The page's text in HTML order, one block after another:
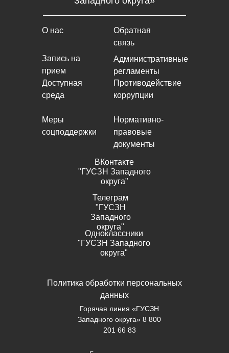
Горячая линия «ГУСЗН
Западного округа» 8 800
201 66 83
О нас
Противодействие
коррупции
Доступная
среда
Меры
соцподдержки
Политика обработки персональных
данных
Обратная
связь
Административные
регламенты
Нормативно-
правовые
документы
Запись на
прием
ВКонтакте
"ГУСЗН Западного
округа"
Телеграм
"ГУСЗН
Западного
округа"
Одноклассники
"ГУСЗН Западного
округа"